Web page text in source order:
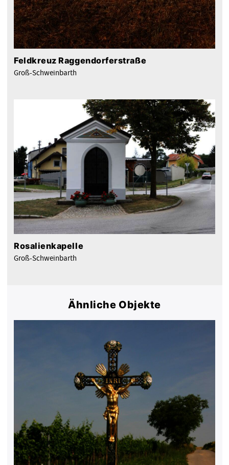
Feldkreuz Raggendorferstraße
Groß-Schweinbarth
Rosalienkapelle
Groß-Schweinbarth
Ähnliche Objekte